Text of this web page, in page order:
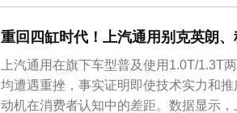
用五菱宏光。在...
重回四缸时代！上汽通用别克英朗
上汽通用在旗下车型普及使用1.0T/1.3T
均遭遇重挫，事实证明即使技术实力和
动机在消费者认知中的差距。数据显示